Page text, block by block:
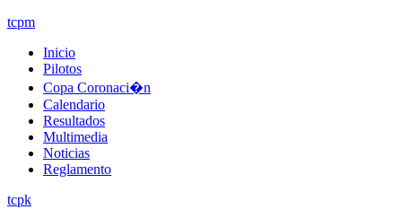
tcpm
Inicio
Pilotos
Copa Coronaci�n
Calendario
Resultados
Multimedia
Noticias
Reglamento
tcpk